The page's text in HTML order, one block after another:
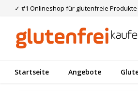
✓ #1 Onlineshop für glutenfreie Produkte
Startseite Angebote